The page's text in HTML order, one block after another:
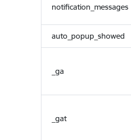
notification_messages
auto_popup_showed
_ga
_gat